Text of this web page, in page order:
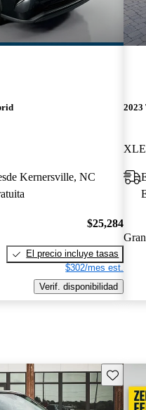
Kernersville, NC
$25,284
El precio incluye tasas
$302/mes est.
Verif. disponibilidad
Guarda